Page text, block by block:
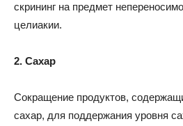
скрининг на предмет
целиакии.
2. Сахар
Сокращение продуктов,
сахар, для поддержания уровня